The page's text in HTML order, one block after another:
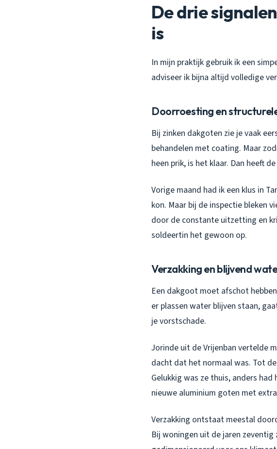
De drie
is
In mijn praktijk gebruik ik een
adviseer ik bijna altijd volledige
Doorroesting en
Bij zinken dakgoten zie je vaak
behandelen met coating. Maar
heen prik, is het klaar. Dan heeft
Vorige maand had ik een klus in
kon. Maar bij de inspectie bleken
door de constante uitzetting en
soldeertin het gewoon op.
Verzakking en blijvend
Een dakgoot moet afschot
er plassen water blijven staan,
je vorstschade.
Jorinde uit de Vrijenban vertelde
dacht dat het normaal was. Tot
Gelukkig was ze thuis, anders
nieuwe aluminium goten met
Verzakking ontstaat meestal
Bij woningen uit de jaren